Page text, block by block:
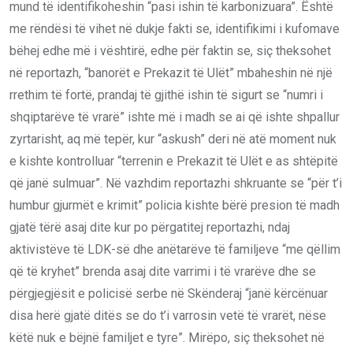
mund të identifikoheshin “pasi ishin të karbonizuara”. Është
me rëndësi të vihet në dukje fakti se, identifikimi i kufomave
bëhej edhe më i vështirë, edhe për faktin se, siç theksohet
në reportazh, “banorët e Prekazit të Ulët” mbaheshin në një
rrethim të fortë, prandaj të gjithë ishin të sigurt se “numri i
shqiptarëve të vrarë” ishte më i madh se ai që ishte shpallur
zyrtarisht, aq më tepër, kur “askush” deri në atë moment nuk
e kishte kontrolluar “terrenin e Prekazit të Ulët e as shtëpitë
që janë sulmuar”. Në vazhdim reportazhi shkruante se “për t’i
humbur gjurmët e krimit” policia kishte bërë presion të madh
gjatë tërë asaj dite kur po përgatitej reportazhi, ndaj
aktivistëve të LDK-së dhe anëtarëve të familjeve “me qëllim
që të kryhet” brenda asaj dite varrimi i të vrarëve dhe se
përgjegjësit e policisë serbe në Skënderaj “janë kërcënuar
disa herë gjatë ditës se do t’i varrosin vetë të vrarët, nëse
këtë nuk e bëjnë familjet e tyre”. Mirëpo, siç theksohet në